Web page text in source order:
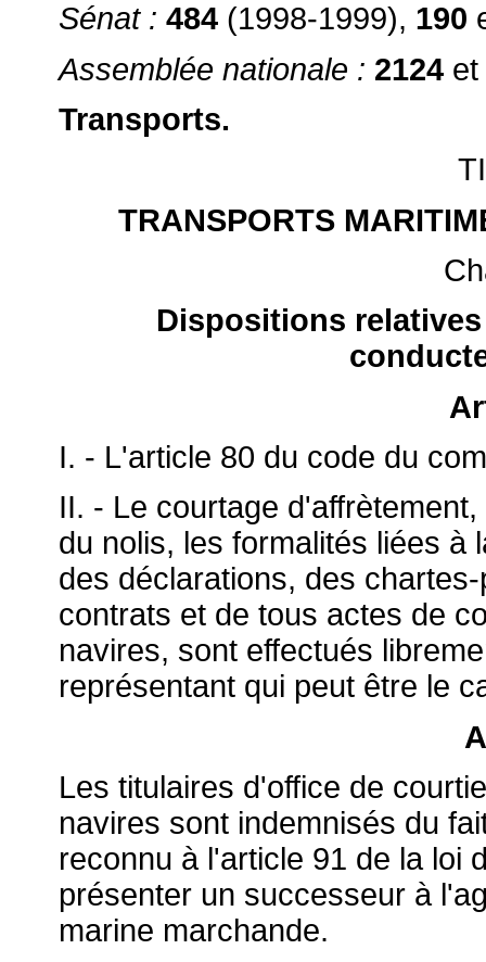
Sénat : 484 (1998-1999), 190
Assemblée nationale : 2124 et
Transports.
TRANSPORTS
Dispositions
I. - L'article 80 du code du
II. - Le courtage
du nolis, les formalités liées à
des déclarations, des
contrats et de tous actes de
navires, sont effectués
représentant qui peut être le
Les titulaires d'office de
navires sont indemnisés du
reconnu à l'article 91 de la loi
présenter un successeur à
marine marchande.